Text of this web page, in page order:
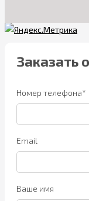
Заказать
Номер телефона*
Email
Ваше имя